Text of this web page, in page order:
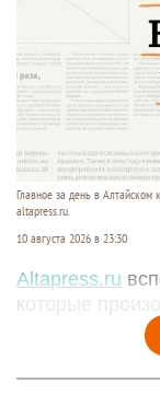
Главное за день в Алтайском
altapress.ru.
10 августа 2026 в 23:30
Altapress.ru
которые